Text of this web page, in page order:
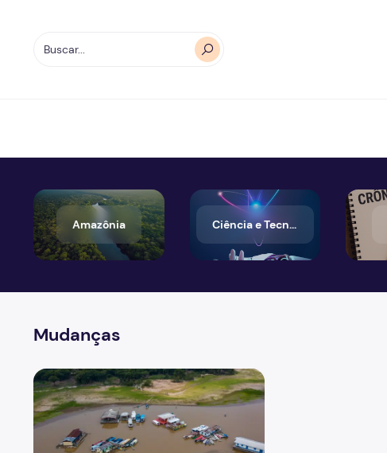
Amazônia Ciência e Tecnologia
Mudanças
Crise hídrica e queimadas desafiam a recuperação